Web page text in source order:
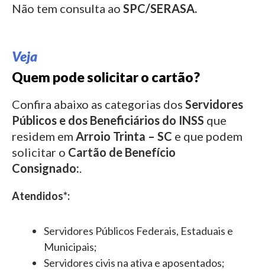
Não tem consulta ao SPC/SERASA.
Veja
Quem pode solicitar o cartão?
Confira abaixo as categorias dos Servidores
Públicos e dos Beneficiários do INSS que
residem em Arroio Trinta – SC e que podem
solicitar o Cartão de Benefício
Consignado:.
Atendidos*:
Servidores Públicos Federais, Estaduais e
Municipais;
Servidores civis na ativa e aposentados;